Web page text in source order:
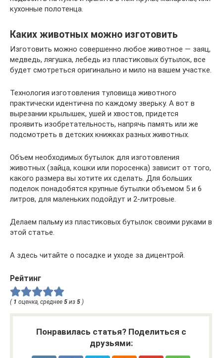
кухонные полотенца.
Каких животных можно изготовить
Изготовить можно совершенно любое животное — заяц,
медведь, лягушка, лебедь из пластиковых бутылок, все
будет смотреться оригинально и мило на вашем участке.
Технология изготовления туловища животного
практически идентична по каждому зверьку. А вот в
вырезании крылышек, ушей и хвостов, придется
проявить изобретательность, напрячь память или же
подсмотреть в детских книжках разных животных.
Объем необходимых бутылок для изготовления
животных (зайца, кошки или поросенка) зависит от того,
какого размера вы хотите их сделать. Для больших
поделок понадобятся крупные бутылки объемом 5 и 6
литров, для маленьких подойдут и 2-литровые.
Делаем пальму из пластиковых бутылок своими руками в
этой статье.
А здесь читайте о посадке и уходе за дицентрой.
Рейтинг
( 1 оценка, среднее 5 из 5 )
Понравилась статья? Поделиться с
друзьями: